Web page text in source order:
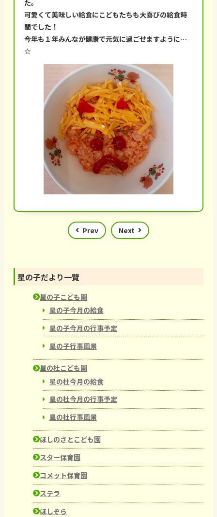
た。
可愛くて美味しい給食にこどもたちも大喜びの給食時
間でした！
今年も１年みんなが健康で元気に過ごせますように…
☆
Prev Next
星の子だより一覽
星の子こども園
星の子今月の給食
星の子今月の行事予定
星の子行事風景
星の杜こども園
星の杜今月の給食
星の杜今月の行事予定
星の杜行事風景
ほしのさとこども園
スター保育園
コメット保育園
ステラ
ほしぞら